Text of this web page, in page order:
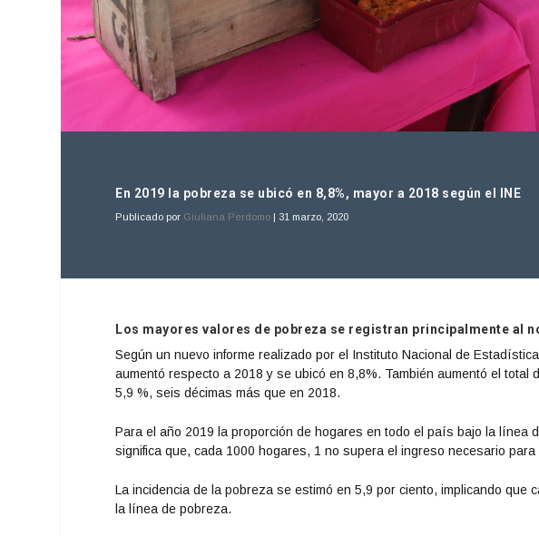
En 2019 la pobreza se ubicó en 8,8%, mayor a 2018 según el INE
Publicado por Giuliana Perdomo | 31 marzo, 2020
Los mayores valores de pobreza se registran principalmente al
Según un nuevo informe realizado por el Instituto Nacional de
aumentó respecto a 2018 y se ubicó en 8,8%. También aumentó el
5,9 %, seis décimas más que en 2018.
Para el año 2019 la proporción de hogares en todo el país bajo la línea
significa que, cada 1000 hogares, 1 no supera el ingreso necesario
La incidencia de la pobreza se estimó en 5,9 por ciento, implicando que
la línea de pobreza.